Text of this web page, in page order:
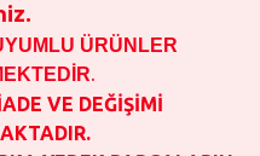
ÖNCE
ALINIZ !!!
VERİLEBİLİR!!!
YEDEK PARÇALARIN
ÜRÜNLER
.
VE DEĞİŞİMİ